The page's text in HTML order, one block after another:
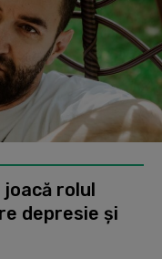
rolul
depresie și